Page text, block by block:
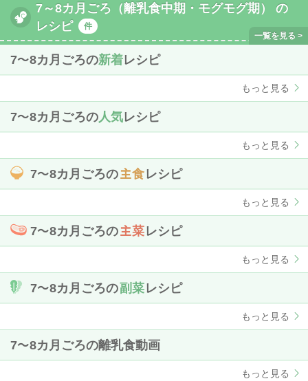
7～8カ月ごろ（離乳食中期・モグモグ期） の
レシピ
件
7〜8カ月ごろの新着レシピ
もっと見る
7〜8カ月ごろの人気レシピ
もっと見る
7〜8カ月ごろの 主食レシピ
もっと見る
7〜8カ月ごろの 主菜レシピ
もっと見る
7〜8カ月ごろの副菜レシピ
もっと見る
7〜8カ月ごろの離乳食動画
もっと見る